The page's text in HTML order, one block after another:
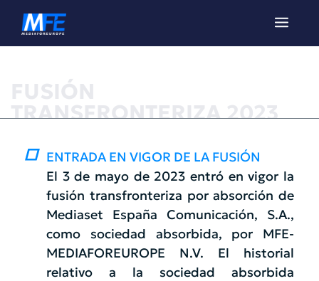
TRANSFRONTERIZA 2023
ENTRADA EN VIGOR DE LA FUSIÓN
El 3 de mayo de 2023 entró en vigor la
fusión transfronteriza por absorción de
Mediaset España Comunicación, S.A.,
como sociedad absorbida, por MFE-
MEDIAFOREUROPE N.V. El historial
relativo a la sociedad absorbida